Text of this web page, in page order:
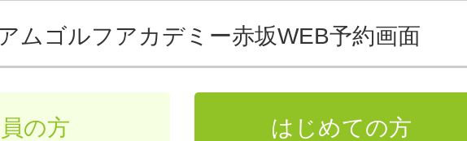
ムゴルフアカデミー赤坂WEB予約画面
の方 はじめての方